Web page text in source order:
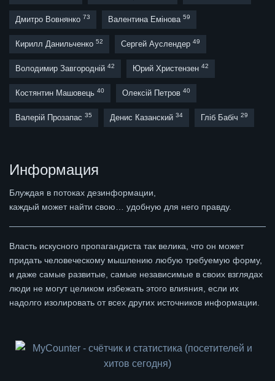
Дмитро Вовнянко 73 Валентина Емінова 59
Кирилл Данильченко 52 Сергей Ауслендер 49
Володимир Завгородній 42 Юрий Христензен 42
Костянтин Машовець 40 Олексій Петров 40
Валерій Прозапас 35 Денис Казанский 34 Гліб Бабіч 29
Информация
Блуждая в потоках дезинформации,
каждый может найти свою… удобную для него правду.
Власть искусного пропагандиста так велика, что он может
придать человеческому мышлению любую требуемую форму,
и даже самые развитые, самые независимые в своих взглядах
люди не могут целиком избежать этого влияния, если их
надолго изолировать от всех других источников информации.